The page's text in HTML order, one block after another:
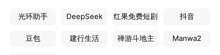
光环助手 DeepSeek 红果免费短剧 抖音
豆包 建行生活 禅游斗地主 Manwa2